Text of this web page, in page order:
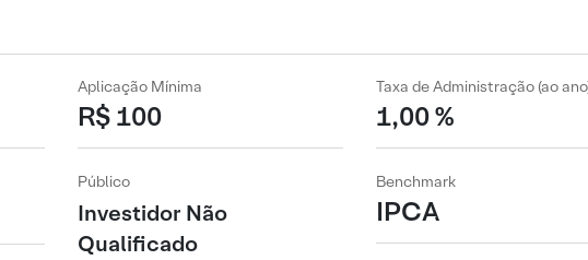
Aplicação Mínima
R$ 100
Taxa de Administração (ao
1,00 %
Público
Investidor Não
Qualificado
Benchmark
IPCA